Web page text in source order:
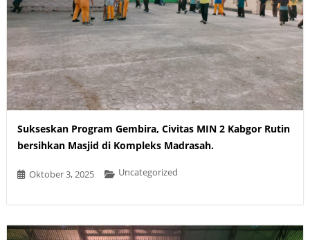
Sukseskan Program Gembira, Civitas MIN 2 Kabgor Rutin
bersihkan Masjid di Kompleks Madrasah.
Oktober 3, 2025 Uncategorized